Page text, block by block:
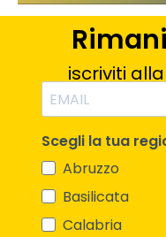
iscriviti
Scegli la tua
Abruzzo
Basilicata
Calabria